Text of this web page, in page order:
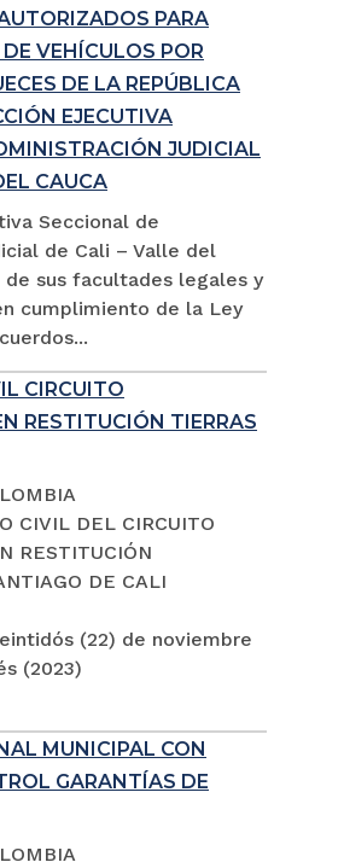
PARA
VEHÍCULOS POR
DE LA REPÚBLICA
EJECUTIVA
JUDICIAL
CAUCA
Seccional de
de Cali – Valle del
de sus facultades legales y
cumplimiento de la Ley
CIRCUITO
RESTITUCIÓN TIERRAS
CIVIL DEL CIRCUITO
RESTITUCIÓN
DE CALI
(22) de noviembre
(2023)
MUNICIPAL CON
GARANTÍAS DE